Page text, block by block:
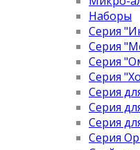
Наборы
Серия
Серия
Серия
Серия
Серия
Серия
Серия
Серия